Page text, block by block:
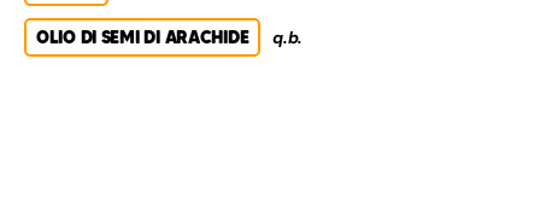
OLIO DI SEMI DI ARACHIDE q.b.